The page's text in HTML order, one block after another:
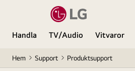
Handla TV/Audio Vitvaror
Hem Support Produktsupport